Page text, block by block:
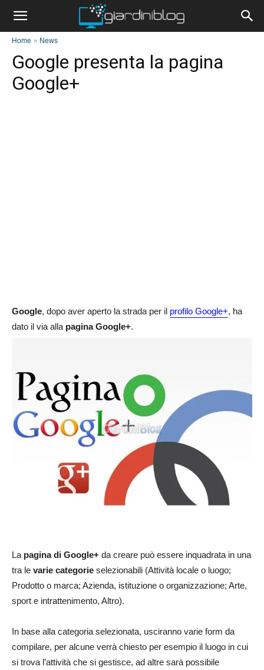
Home » News
Google presenta la pagina
Google+
Google, dopo aver aperto la strada per il profilo Google+, ha
dato il via alla pagina Google+.
La pagina di Google+ da creare può essere inquadrata in una
tra le varie categorie selezionabili (Attività locale o luogo;
Prodotto o marca; Azienda, istituzione o organizzazione; Arte,
sport e intrattenimento, Altro).
In base alla categoria selezionata, usciranno varie form da
compilare, per alcune verrà chiesto per esempio il luogo in cui
si trova l’attività che si gestisce, ad altre sarà possibile